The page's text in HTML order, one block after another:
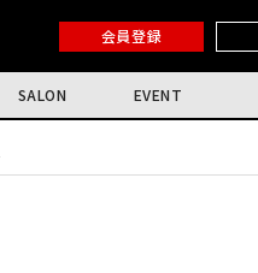
会員登録
SALON EVENT